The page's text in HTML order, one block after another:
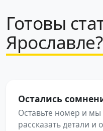
Готовы
Ярославле?
Остались
Оставьте номер и
рассказать детали